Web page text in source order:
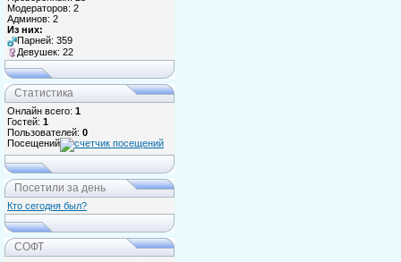
Модераторов: 2
Админов: 2
Из них:
Парней: 359
Девушек: 22
Статистика
Онлайн всего: 1
Гостей: 1
Пользователей: 0
Посещений
Посетили за день
Кто сегодня был?
СОФТ